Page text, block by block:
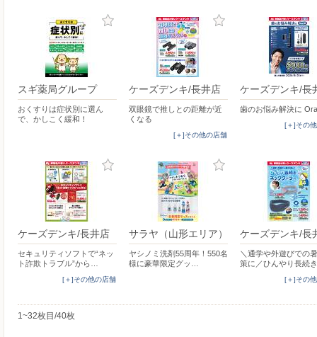
スギ薬局グループ
おくすりは症状別に選ん
で、かしこく緩和！
ケーズデンキ/長井店
双眼鏡で推しとの距離が近
くなる
[＋]その他の店舗
ケーズデンキ/長
歯のお悩み解決に
[＋]その
ケーズデンキ/長井店
セキュリティソフトで“ネッ
ト詐欺トラブル”から…
[＋]その他の店舗
サラヤ（山形エリア）
ヤシノミ洗剤55周年！550名
様に豪華限定グッ…
ケーズデンキ/長
＼通学や外遊びでの
策に／ひんやり長続
[＋]その
1~32枚目/40枚